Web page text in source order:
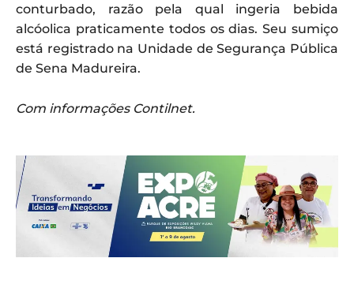
conturbado, razão pela qual ingeria bebida
alcóolica praticamente todos os dias. Seu sumiço
está registrado na Unidade de Segurança Pública
de Sena Madureira.
Com informações Contilnet.